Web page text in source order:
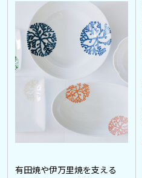
有田焼や伊万里焼を支える